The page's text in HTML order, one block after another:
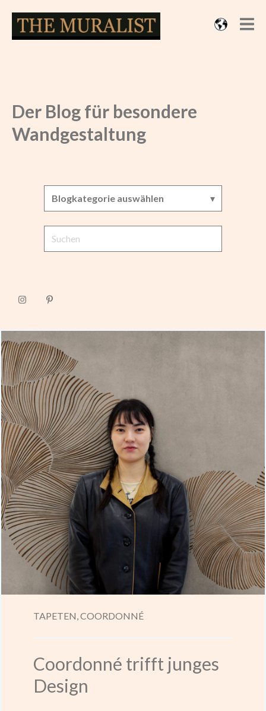
Der Blog für besondere
Wandgestaltung
TAPETEN, COORDONNÉ
Coordonné trifft junges
Design